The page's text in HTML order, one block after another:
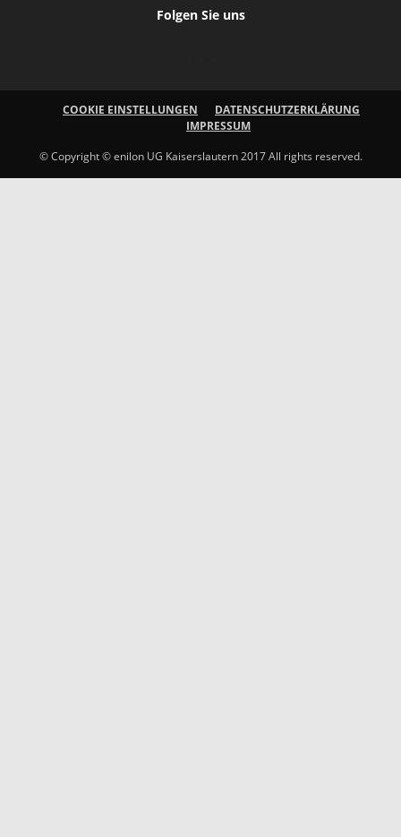
Folgen Sie uns
COOKIE EINSTELLUNGEN
DATENSCHUTZERKLÄRUNG
IMPRESSUM
© Copyright © enilon UG Kaiserslautern 2017 All rights reserved.